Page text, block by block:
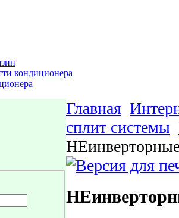
кондиционера
Главная
сплит системы